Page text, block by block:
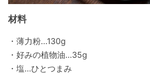
材料
・薄力粉…130g
・好みの植物油…35g
・塩…ひとつまみ